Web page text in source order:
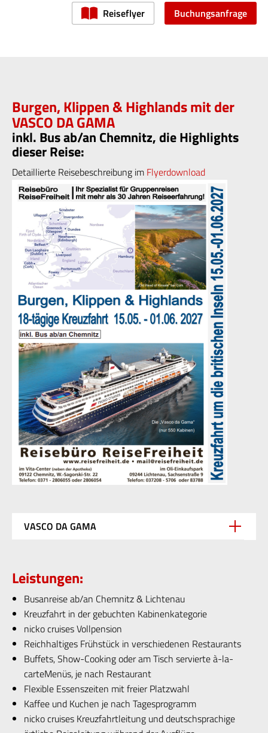
Reiseflyer Buchungsanfrage
Burgen, Klippen & Highlands mit der
VASCO DA GAMA
inkl. Bus ab/an Chemnitz, die Highlights
dieser Reise:
Detaillierte Reisebeschreibung im Flyerdownload
VASCO DA GAMA
Leistungen:
Busanreise ab/an Chemnitz & Lichtenau
Kreuzfahrt in der gebuchten Kabinenkategorie
nicko cruises Vollpension
Reichhaltiges Frühstück in verschiedenen Restaurants
Buffets, Show-Cooking oder am Tisch servierte à-la-
carteMenüs, je nach Restaurant
Flexible Essenszeiten mit freier Platzwahl
Kaffee und Kuchen je nach Tagesprogramm
nicko cruises Kreuzfahrtleitung und deutschsprachige